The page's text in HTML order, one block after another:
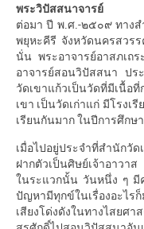
พระวิปัสสนาจารย์
ต่อมา ปี พ.ศ.-๒๕๐๙ ทางส
พยุหะคีรี จังหวัดนครสวร
นั่น พระอาจารย์อาสภเถ
อาจารย์สอนวิปัสสนา ปร
วัดเขาแก้วเป็นวัดที่มีเนื้อ
เขา เป็นวัดเก่าแก่ มีโรงเ
เรียนกันมาก ในปีการศึก
เมื่อไปอยู่ประจำที่สำนัก
ฝากตัวเป็นศิษย์เจ้าอาวา
ในระแวกนั้น วันหนึ่ง ๆ มี
ปัญหามีทุกข์ในเรื่องอะไ
เสียงโด่งดังในทางไสย